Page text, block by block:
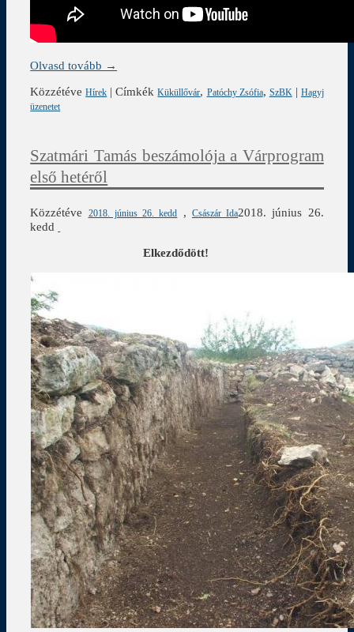
Olvasd tovább →
Közzétéve Hírek |Címkék Küküllővár, Patóchy Zsófia, SzBK | Hagyj
üzenetet
Szatmári Tamás beszámolója a Várprogram
első hetéről
Közzétéve 2018. június 26. kedd , Császár Ida2018. június 26.
kedd
Elkezdődött!